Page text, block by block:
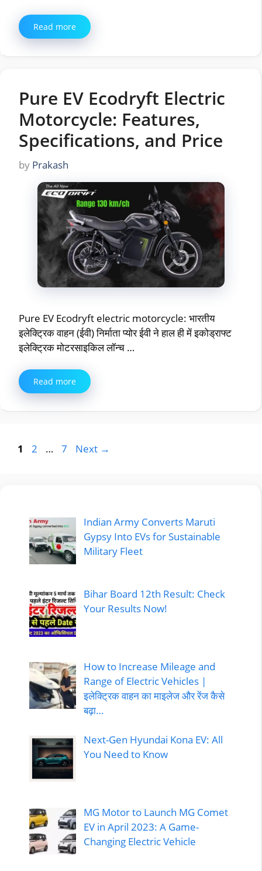
Read more
Pure EV Ecodryft Electric
Motorcycle: Features,
Specifications, and Price
by Prakash
Pure EV Ecodryft electric motorcycle: भारतीय
इलेक्ट्रिक वाहन (ईवी) निर्माता प्योर ईवी ने हाल ही में इकोड्राफ्ट
इलेक्ट्रिक मोटरसाइकिल लॉन्च …
Read more
Page
1 Page
2 … Page
7 Next →
Indian Army Converts Maruti
Gypsy Into EVs for Sustainable
Military Fleet
Bihar Board 12th Result: Check
Your Results Now!
How to Increase Mileage and
Range of Electric Vehicles |
इलेक्ट्रिक वाहन का माइलेज और रेंज कैसे
बढ़ा…
Next-Gen Hyundai Kona EV: All
You Need to Know
MG Motor to Launch MG Comet
EV in April 2023: A Game-
Changing Electric Vehicle